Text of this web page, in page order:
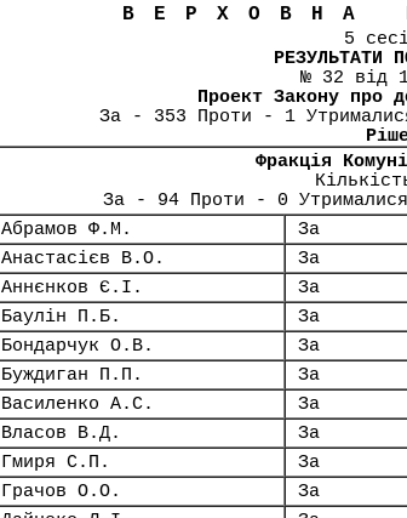
ВЕРХОВНА
5
РЕЗУЛЬТАТИ
№ 32 від
Проект Закону про
За - 353 Проти - 1
Фракція
За - 94 Проти - 0
Абрамов Ф.М.
За
Анастасієв В.О.
За
Аннєнков Є.І.
За
Баулін П.Б.
За
Бондарчук О.В.
За
Буждиган П.П.
За
Василенко А.С.
За
Власов В.Д.
За
Гмиря С.П.
За
Грачов О.О.
За